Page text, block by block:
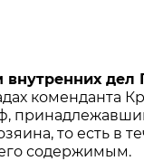
внутренних дел
коменданта
то есть в
содержимым.